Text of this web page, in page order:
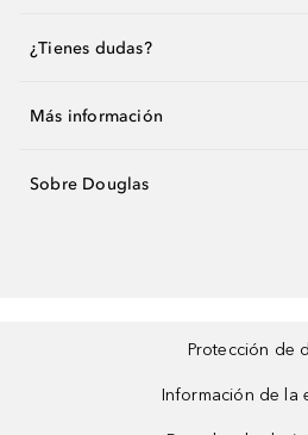
¿Tienes dudas?
Más información
Sobre Douglas
Protección de
Información de la